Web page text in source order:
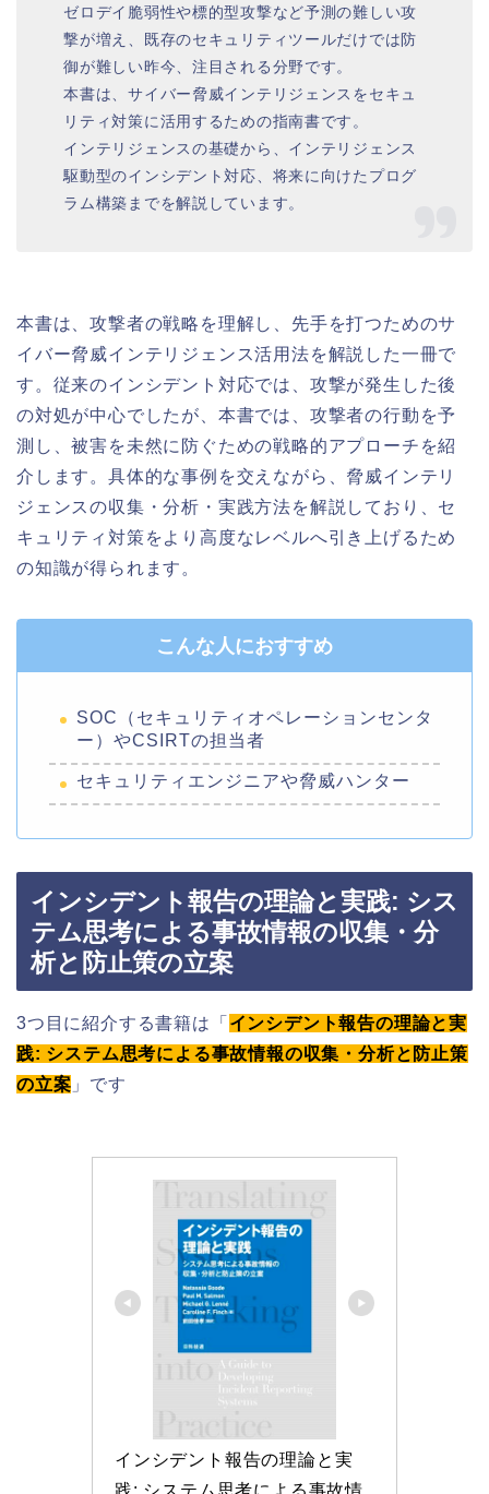
ゼロデイ脆弱性や標的型攻撃など予測の難しい攻
撃が増え、既存のセキュリティツールだけでは防
御が難しい昨今、注目される分野です。
本書は、サイバー脅威インテリジェンスをセキュ
リティ対策に活用するための指南書です。
インテリジェンスの基礎から、インテリジェンス
駆動型のインシデント対応、将来に向けたプログ
ラム構築までを解説しています。
本書は、攻撃者の戦略を理解し、先手を打つためのサ
イバー脅威インテリジェンス活用法を解説した一冊で
す。従来のインシデント対応では、攻撃が発生した後
の対処が中心でしたが、本書では、攻撃者の行動を予
測し、被害を未然に防ぐための戦略的アプローチを紹
介します。具体的な事例を交えながら、脅威インテリ
ジェンスの収集・分析・実践方法を解説しており、セ
キュリティ対策をより高度なレベルへ引き上げるため
の知識が得られます。
こんな人におすすめ
SOC（セキュリティオペレーションセンタ
ー）やCSIRTの担当者
セキュリティエンジニアや脅威ハンター
インシデント報告の理論と実践: シス
テム思考による事故情報の収集・分
析と防止策の立案
3つ目に紹介する書籍は「 インシデント報告の理論と実
践: システム思考による事故情報の収集・分析と防止策
の立案 」です
インシデント報告の理論と実